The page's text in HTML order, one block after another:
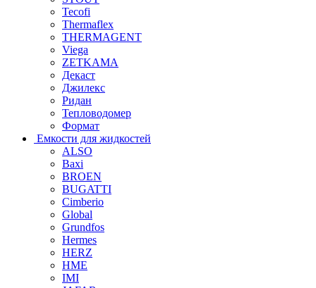
Tecofi
Thermaflex
THERMAGENT
Viega
ZETKAMA
Декаст
Джилекс
Ридан
Тепловодомер
Формат
Емкости для жидкостей
ALSO
Baxi
BROEN
BUGATTI
Cimberio
Global
Grundfos
Hermes
HERZ
HME
IMI